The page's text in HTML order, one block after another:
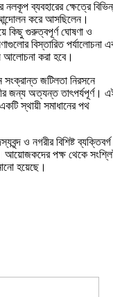
নলকূপ ব্যবহারের ক্ষেত্রে
করে আসছিলেন।
কিছু গুরুত্বপূর্ণ ঘোষণা ও
বিস্তারিত পর্যালোচনা
আলোচনা করা হবে।
সংক্রান্ত জটিলতা নিরসনে
জন্য অত্যন্ত তাৎপর্যপূর্ণ।
স্থায়ী সমাধানের পথ
ও নগরীর বিশিষ্ট ব্যক্তিবর্গ
পক্ষ থেকে
হয়েছে।